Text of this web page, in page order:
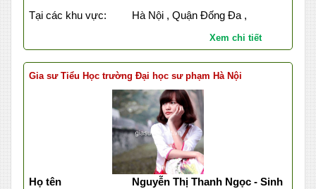
Tại các khu vực:
Hà Nội , Quận Đống Đa ,
Xem chi tiết
Gia sư Tiểu Học trường Đại học sư phạm Hà Nội
Họ tên
Nguyễn Thị Thanh Ngọc - Sinh